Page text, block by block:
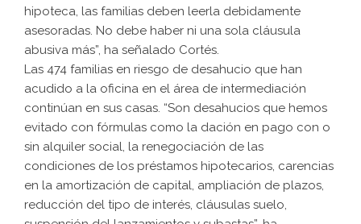
hipoteca, las familias deben leerla debidamente
asesoradas. No debe haber ni una sola cláusula
abusiva más”, ha señalado Cortés.
Las 474 familias en riesgo de desahucio que han
acudido a la oficina en el área de intermediación
continúan en sus casas. “Son desahucios que hemos
evitado con fórmulas como la dación en pago con o
sin alquiler social, la renegociación de las
condiciones de los préstamos hipotecarios, carencias
en la amortización de capital, ampliación de plazos,
reducción del tipo de interés, cláusulas suelo,